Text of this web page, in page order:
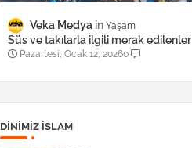
Veka Medya Yaşam
Süs ve takılarla ilgili merak edilenler
Pazartesi, Ocak 12, 20260
DINIMIZ ISLAM